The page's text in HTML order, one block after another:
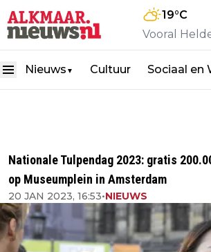
19°C
Vooral
Nieuws ▼ Cultuur Sociaal en
Nationale Tulpendag 2023: gratis
op Museumplein in Amsterdam
20 JAN 2023, 16:53•NIEUWS